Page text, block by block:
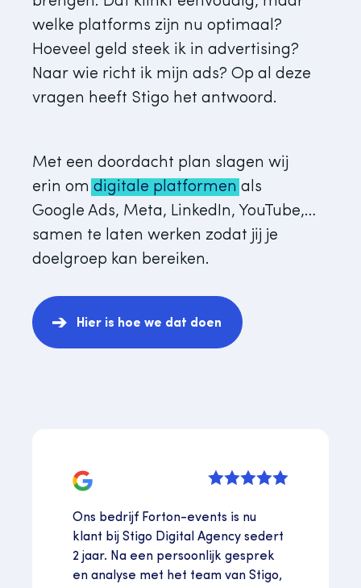
welke platforms zijn nu optimaal?
Hoeveel geld steek ik in advertising?
Naar wie richt ik mijn ads? Op al deze
vragen heeft Stigo het antwoord.
Met een doordacht plan slagen wij
erin om digitale platformen als
Google Ads, Meta, LinkedIn, YouTube,…
samen te laten werken zodat jij je
doelgroep kan bereiken.
Hier is hoe we dat doen
Ons bedrijf Forton-events is nu
klant bij Stigo Digital Agency sedert
2 jaar. Na een persoonlijk gesprek
en analyse met het team van Stigo,